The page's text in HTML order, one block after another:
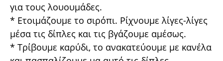
για τους λουουμάδες.
* Ετοιμάζουμε το σιρόπι. Ρίχνουμε λίγες-λίγες
μέσα τις δίπλες και τις βγάζουμε αμέσως.
* Τρίβουμε καρύδι, το ανακατεύουμε με κανέλα